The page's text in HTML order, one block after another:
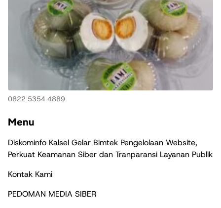
0822 5354 4889
Menu
Diskominfo Kalsel Gelar Bimtek Pengelolaan Website,
Perkuat Keamanan Siber dan Tranparansi Layanan Publik
Kontak Kami
PEDOMAN MEDIA SIBER